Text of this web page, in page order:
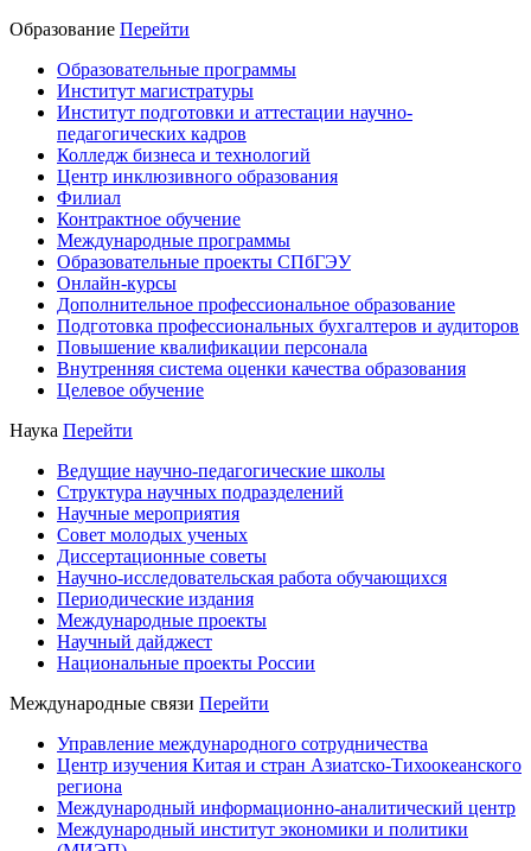
Образование Перейти
Образовательные программы
Институт магистратуры
Институт подготовки и аттестации научно-
педагогических кадров
Колледж бизнеса и технологий
Центр инклюзивного образования
Филиал
Контрактное обучение
Международные программы
Образовательные проекты СПбГЭУ
Онлайн-курсы
Дополнительное профессиональное образование
Подготовка профессиональных бухгалтеров и аудиторов
Повышение квалификации персонала
Внутренняя система оценки качества образования
Целевое обучение
Наука Перейти
Ведущие научно-педагогические школы
Структура научных подразделений
Научные мероприятия
Совет молодых ученых
Диссертационные советы
Научно-исследовательская работа обучающихся
Периодические издания
Международные проекты
Научный дайджест
Национальные проекты России
Международные связи Перейти
Управление международного сотрудничества
Центр изучения Китая и стран Азиатско-Тихоокеанского
региона
Международный информационно-аналитический центр
Международный институт экономики и политики